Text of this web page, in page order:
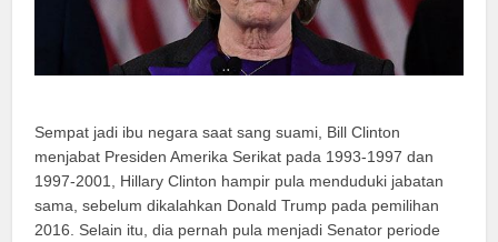
Sempat jadi ibu negara saat sang suami, Bill Clinton
menjabat Presiden Amerika Serikat pada 1993-1997 dan
1997-2001, Hillary Clinton hampir pula menduduki jabatan
sama, sebelum dikalahkan Donald Trump pada pemilihan
2016. Selain itu, dia pernah pula menjadi Senator periode